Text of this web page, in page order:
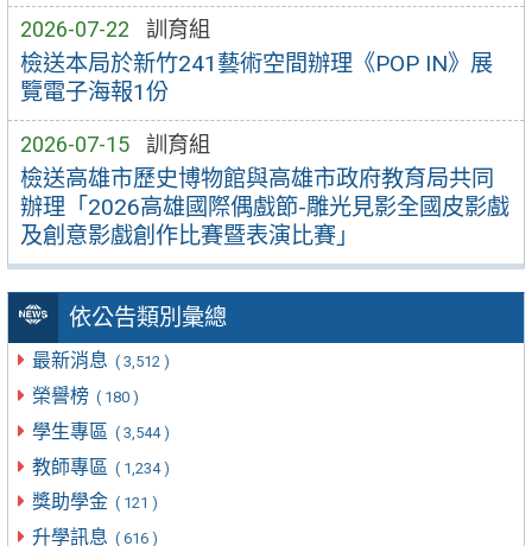
2026-07-22 訓育組
檢送本局於新竹241藝術空間辦理《POP IN》展
覽電子海報1份
2026-07-15 訓育組
檢送高雄市歷史博物館與高雄市政府教育局共同
辦理「2026高雄國際偶戲節-雕光見影全國皮影戲
及創意影戲創作比賽暨表演比賽」
依公告類別彙總
最新消息 ( 3,512 )
榮譽榜 ( 180 )
學生專區 ( 3,544 )
教師專區 ( 1,234 )
獎助學金 ( 121 )
升學訊息 ( 616 )